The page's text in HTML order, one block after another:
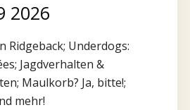
2026
Ridgeback; Underdogs:
Jagdverhalten &
Maulkorb? Ja, bitte!;
mehr!